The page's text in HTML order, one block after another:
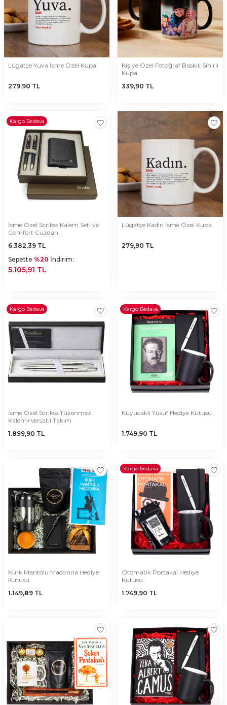
Lügatçe Yuva İsme Özel Kupa
279,90 TL
Kişiye Özel Fotoğraf Baskılı Sihirli
Kupa
339,90 TL
Kargo Bedava
İsme Özel Scrikss Kalem Seti ve
Comfort Cüzdan
6.382,39 TL
Sepette %20 İndirim:
5.105,91 TL
Lügatçe Kadın İsme Özel Kupa
279,90 TL
Kargo Bedava
İsme Özel Scrikss Tükenmez
Kalem+Versatil Takım
1.899,90 TL
Kargo Bedava
Kuyucaklı Yusuf Hediye Kutusu
1.749,90 TL
Kürk Mantolu Madonna Hediye
Kutusu
1.149,89 TL
Kargo Bedava
Otomatik Portakal Hediye
Kutusu
1.749,90 TL